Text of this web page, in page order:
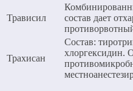
Трависил
состав дает
Трахисан
Состав:
хлоргексидин.